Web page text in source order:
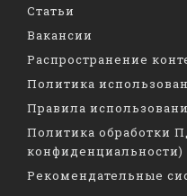
Статьи
Вакансии
Распространение
Политика
Правила
Политика обработки
конфиденциальности)
Рекомендательные